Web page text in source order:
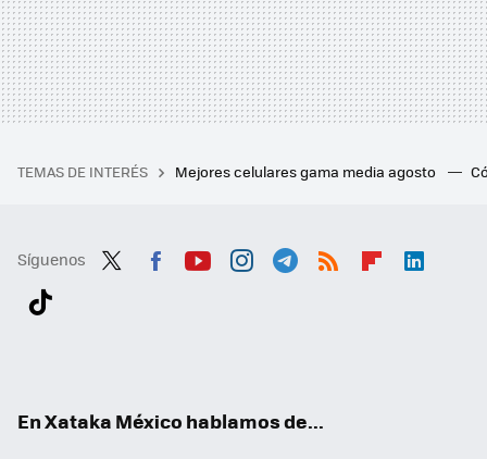
TEMAS DE INTERÉS Mejores celulares gama media agosto
Síguenos
En Xataka México hablamos de...